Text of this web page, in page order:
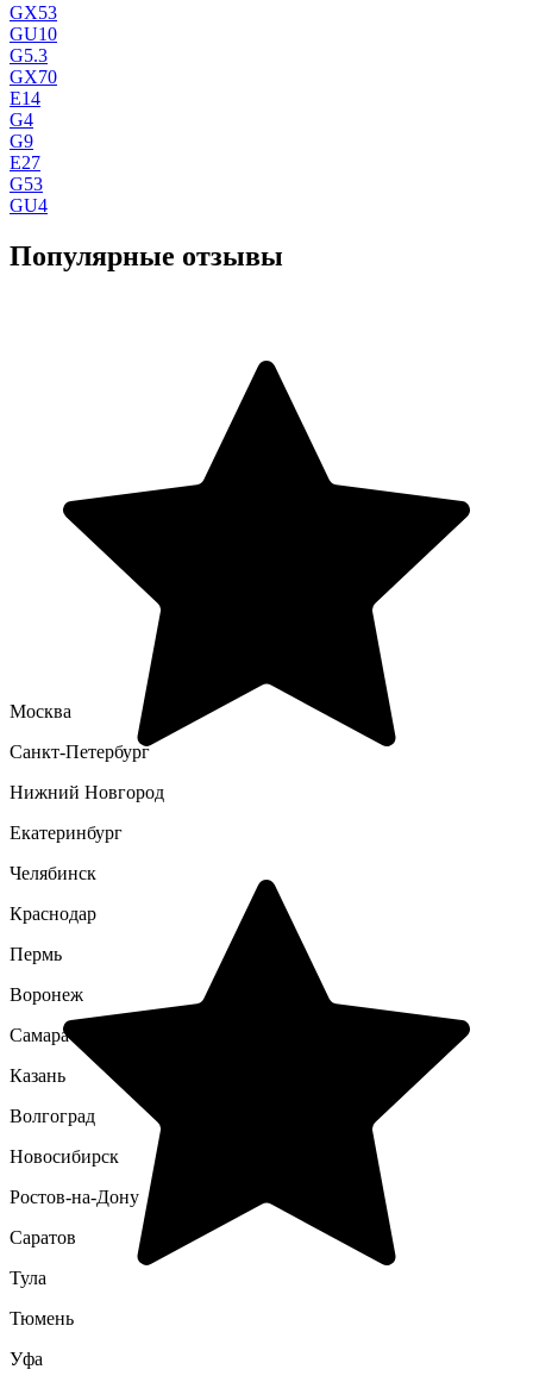
GX53
GU10
G5.3
GX70
E14
G4
G9
E27
G53
GU4
Популярные отзывы
Москва
Санкт-Петербург
Нижний Новгород
Екатеринбург
Челябинск
Краснодар
Пермь
Воронеж
Самара
Казань
Волгоград
Новосибирск
Ростов-на-Дону
Саратов
Тула
Тюмень
Уфа